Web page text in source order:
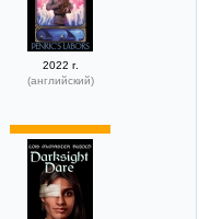
2022 г.
(английский)